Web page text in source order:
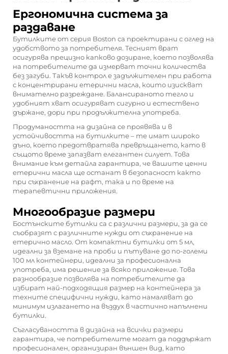
Ергономична система за
раздаване
Бутилките от серия Boston са проектирани с оглед на
удобството за потребителя. Тесният врат
осигурява прецизно капково дозиране, което позволява
на потребителите да измерват точни количества
без загуби. Такъв контрол е задължителен при работа
с концентрирани етерични масла, които изискват
внимателно разреждане. Балансираното тегло и
удобният хват осигуряват сигурно и естествено
държане, дори при продължителна употреба.
Продумаността на дизайна се проявява и в
устойчивостта на бутилките – те имат широко
дъно, което предотвратява превръщането, като в
същото време запазват елегантен силует. Това
внимание към детайла гарантира, че вашите ценни
етерични масла ще останат в безопасност както
при съхранение на рафт, така и по време на
терапевтични приложения.
Многообразие размери
Бостънските бутилки са с различни размери, за да се
съобразят с различните нужди от съхранение на
етерично масло. От компактни бутилки от 5 мл,
идеални за вземане на проби и пътуване до по-големи
100 мл контейнери, идеални за професионална
употреба, има решение за всяко приложение. Това
разнообразие позволява на потребителите да
избират най-подходящия размер на контейнера за
техните специфични нужди, като намаляват до
минимум излагането на въздух в частично напълнени
бутилки.
Съгласуваността в дизайна на всички размери
гарантира, че потребителите могат да поддържат
професионален, организиран външен вид, като